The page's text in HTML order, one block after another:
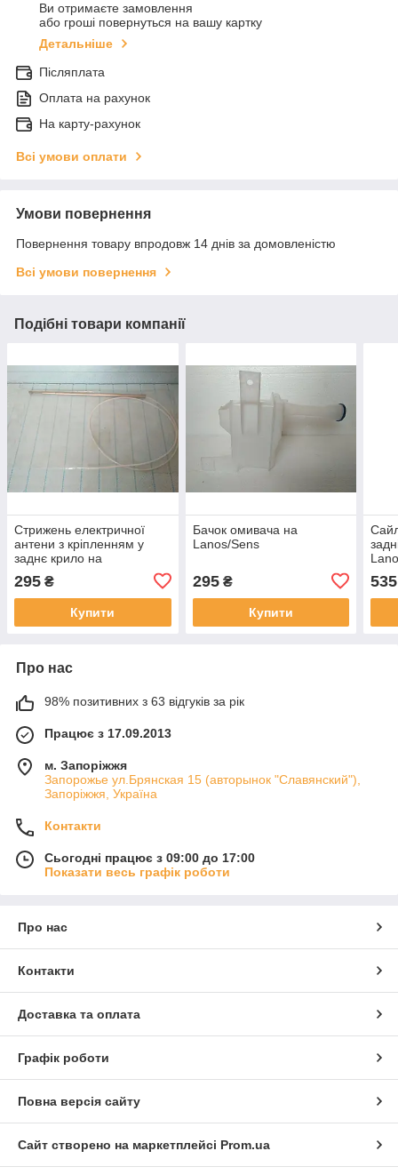
Ви отримаєте замовлення
або гроші повернуться на вашу картку
Детальніше
Післяплата
Оплата на рахунок
На карту-рахунок
Всі умови оплати
Умови повернення
Повернення товару впродовж 14 днів за домовленістю
Всі умови повернення
Подібні товари компанії
Стрижень електричної
антени з кріпленням у
заднє крило на
295 ₴
Купити
Бачок омивача на
Lanos/Sens
295₴
Купити
535
Про нас
98% позитивних з 63 відгуків за рік
Працює з 17.09.2013
м. Запоріжжя
Запорожье ул.Брянская 15 (авторынок "Славянский"),
Запоріжжя, Україна
Контакти
Сьогодні працює з 09:00 до 17:00
Показати весь графік роботи
Про нас
Контакти
Доставка та оплата
Графік роботи
Повна версія сайту
Сайт створено на маркетплейсі Prom.ua